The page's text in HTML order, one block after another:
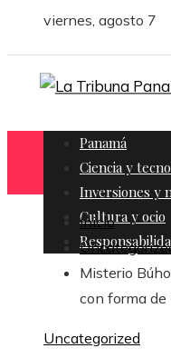
viernes, agosto 7
Panamá
Ciencia y
Inversiones y
Cultura y ocio
Inicio
Misterio
con forma de
Uncategorized